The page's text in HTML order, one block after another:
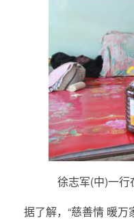
徐志军(中)一
据了解，“慈善情 暖